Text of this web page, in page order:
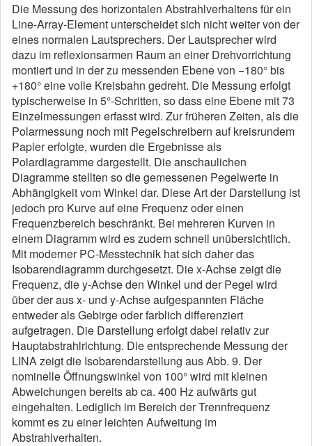
Die Messung des horizontalen Abstrahlverhaltens für ein
Line-Array-Element unterscheidet sich nicht weiter von der
eines normalen Lautsprechers. Der Lautsprecher wird
dazu im reflexionsarmen Raum an einer Drehvorrichtung
montiert und in der zu messenden Ebene von −180° bis
+180° eine volle Kreisbahn gedreht. Die Messung erfolgt
typischerweise in 5°-Schritten, so dass eine Ebene mit 73
Einzelmessungen erfasst wird. Zur früheren Zeiten, als die
Polarmessung noch mit Pegelschreibern auf kreisrundem
Papier erfolgte, wurden die Ergebnisse als
Polardiagramme dargestellt. Die anschaulichen
Diagramme stellten so die gemessenen Pegelwerte in
Abhängigkeit vom Winkel dar. Diese Art der Darstellung ist
jedoch pro Kurve auf eine Frequenz oder einen
Frequenzbereich beschränkt. Bei mehreren Kurven in
einem Diagramm wird es zudem schnell unübersichtlich.
Mit moderner PC-Messtechnik hat sich daher das
Isobarendiagramm durchgesetzt. Die x-Achse zeigt die
Frequenz, die y-Achse den Winkel und der Pegel wird
über der aus x- und y-Achse aufgespannten Fläche
entweder als Gebirge oder farblich differenziert
aufgetragen. Die Darstellung erfolgt dabei relativ zur
Hauptabstrahlrichtung. Die entsprechende Messung der
LINA zeigt die Isobarendarstellung aus Abb. 9. Der
nominelle Öffnungswinkel von 100° wird mit kleinen
Abweichungen bereits ab ca. 400 Hz aufwärts gut
eingehalten. Lediglich im Bereich der Trennfrequenz
kommt es zu einer leichten Aufweitung im
Abstrahlverhalten.